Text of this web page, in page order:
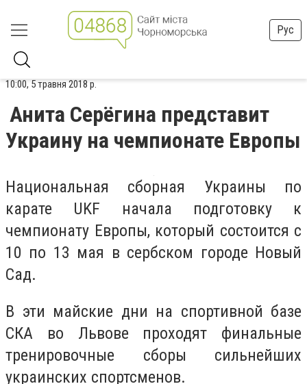
Рус
10:00, 5 травня 2018 р.
Анита Серёгина представит
Украину на чемпионате Европы
Национальная сборная Украины по
карате UKF начала подготовку к
чемпионату Европы, который состоится с
10 по 13 мая в сербском городе Новый
Сад.
В эти майские дни на спортивной базе
СКА во Львове проходят финальные
тренировочные сборы сильнейших
украинских спортсменов.